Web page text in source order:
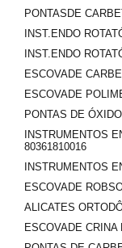
PONTASDE
INST.ENDO
INST.ENDO
ESCOVADE
ESCOVADE
PONTAS DE
INSTRUMENTOS
80361810016
INSTRUMENTOS
ESCOVADE
ALICATES
ESCOVADE CRINA